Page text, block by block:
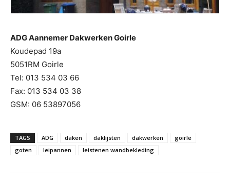
ADG Aannemer Dakwerken Goirle
Koudepad 19a
5051RM Goirle
Tel: 013 534 03 66
Fax: 013 534 03 38
GSM: 06 53897056
TAGS ADG daken daklijsten dakwerken
goirle
goten
leipannen leistenen wandbekleding